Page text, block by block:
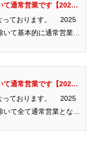
て通常営業です【2025
っております。 2025
て基本的に通常営業と
て通常営業です【2025
っております。 2025
て全て通常営業となっ